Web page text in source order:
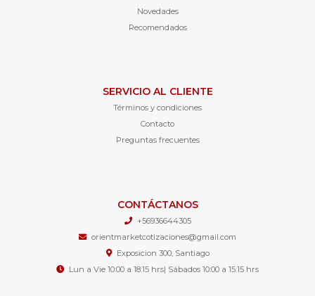
Novedades
Recomendados
SERVICIO AL CLIENTE
Términos y condiciones
Contacto
Preguntas frecuentes
CONTÁCTANOS
+56936644305
orientmarketcotizaciones@gmail.com
Exposicion 300, Santiago
Lun a Vie 10:00 a 18:15 hrs| Sábados 10:00 a 15:15 hrs